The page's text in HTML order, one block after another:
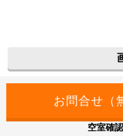
空室確